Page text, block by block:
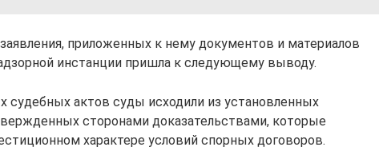
приложенных к нему документов и материалов
инстанции пришла к следующему выводу.
судебных актов суды исходили из установленных
сторонами доказательствами, которые
характере условий спорных договоров.